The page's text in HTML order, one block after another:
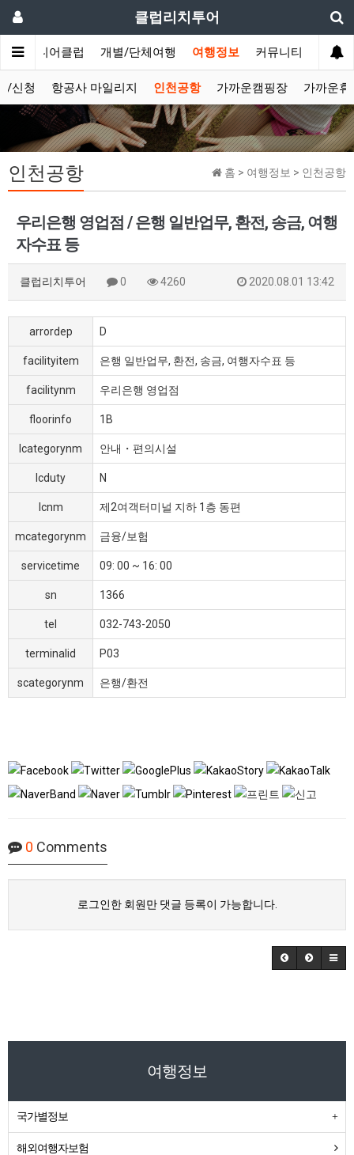
클럽리치투어
시니어클럽 개별/단체여행 여행정보 커뮤니티
/신청 항공사 마일리지 인천공항 가까운캠핑장 가까운휴
홈 > 여행정보 > 인천공항
인천공항
우리은행 영업점 / 은행 일반업무, 환전, 송금, 여행
자수표 등
클럽리치투어 0 4260 2020.08.01 13:42
arrordep D
facilityitem 은행 일반업무, 환전, 송금, 여행자수표 등
facilitynm 우리은행 영업점
floorinfo 1B
lcategorynm 안내・편의시설
lcduty N
lcnm 제2여객터미널 지하 1층 동편
mcategorynm 금융/보험
servicetime 09: 00 ~ 16: 00
sn 1366
tel 032-743-2050
terminalid P03
scategorynm 은행/환전
0 Comments
로그인한 회원만 댓글 등록이 가능합니다.
여행정보
국가별정보
해외여행자보험